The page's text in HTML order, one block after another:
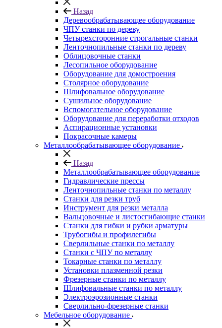
Назад
Деревообрабатывающее оборудование
ЧПУ станки по дереву
Четырехсторонние строгальные станки
Ленточнопильные станки по дереву
Облицовочные станки
Лесопильное оборудование
Оборудование для домостроения
Столярное оборудование
Шлифовальное оборудование
Сушильное оборудование
Вспомогательное оборудование
Оборудование для переработки отходов
Аспирационные установки
Покрасочные камеры
Металлообрабатывающее оборудование
Назад
Металлообрабатывающее оборудование
Гидравлические прессы
Ленточнопильные станки по металлу
Станки для резки труб
Инструмент для резки металла
Вальцовочные и листосгибающие станки
Станки для гибки и рубки арматуры
Трубогибы и профилегибы
Сверлильные станки по металлу
Станки с ЧПУ по металлу
Токарные станки по металлу
Установки плазменной резки
Фрезерные станки по металлу
Шлифовальные станки по металлу
Электроэрозионные станки
Сверлильно-фрезерные станки
Мебельное оборудование